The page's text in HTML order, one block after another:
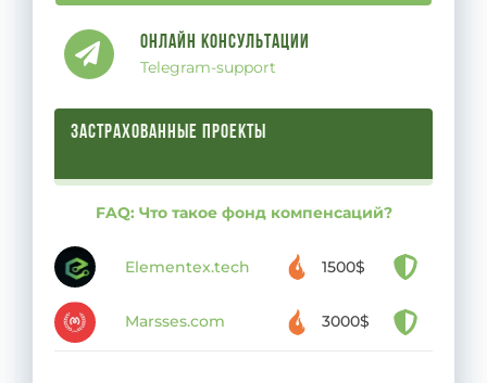
Онлайн Консультации
Telegram-support
ЗАСТРАХОВАННЫЕ ПРОЕКТЫ
FAQ: Что такое фонд компенсаций?
Elementex.tech 1500$
Marsses.com 3000$